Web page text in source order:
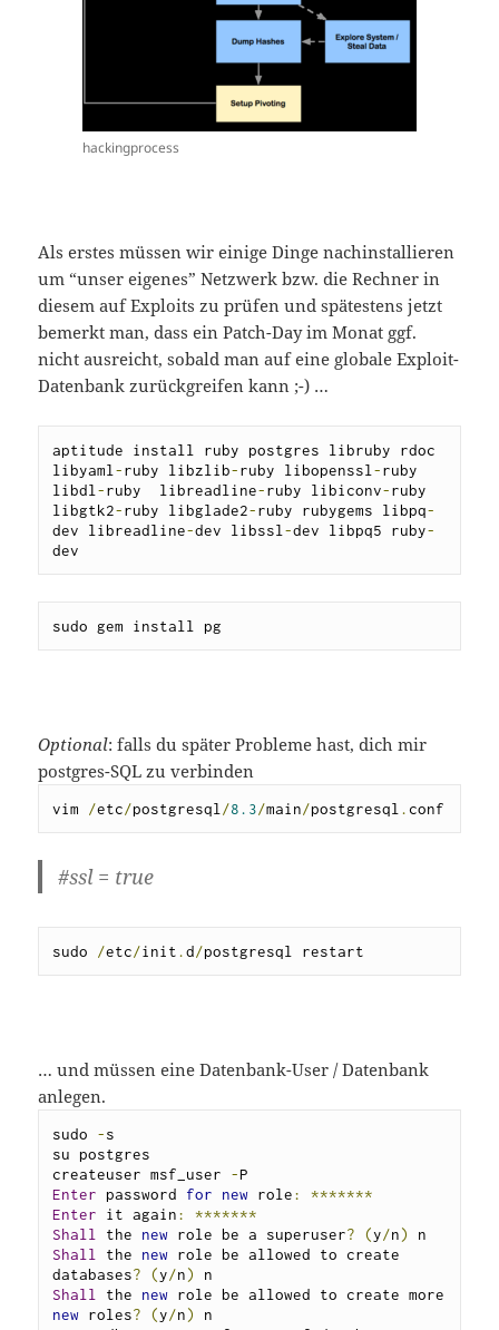
hackingprocess
Als erstes müssen wir einige Dinge nachinstallieren
um “unser eigenes” Netzwerk bzw. die Rechner in
diesem auf Exploits zu prüfen und spätestens jetzt
bemerkt man, dass ein Patch-Day im Monat ggf.
nicht ausreicht, sobald man auf eine globale Exploit-
Datenbank zurückgreifen kann ;-) …
aptitude install ruby postgres libruby rdoc
libyaml-ruby libzlib-ruby libopenssl-ruby
libdl-ruby  libreadline-ruby libiconv-ruby
libgtk2-ruby libglade2-ruby rubygems libpq-
dev libreadline-dev libssl-dev libpq5 ruby-
dev
sudo gem install pg
Optional: falls du später Probleme hast, dich mir
postgres-SQL zu verbinden
vim /etc/postgresql/8.3/main/postgresql.conf
#ssl = true
sudo /etc/init.d/postgresql restart
… und müssen eine Datenbank-User / Datenbank
anlegen.
sudo -s
su postgres
createuser msf_user -
Enter password for new role:
*******
Enter it again:
*******
Shall the new role be a superuser? (y/n)
Shall the new role be allowed to create
databases? (y/n)
Shall the new
new roles? (y/n)
n